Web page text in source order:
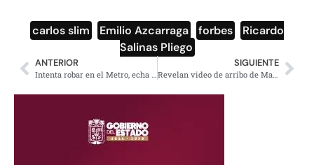
carlos slim Emilio Azcarraga forbes
Ricardo
Salinas Pliego
ANTERIOR
Intenta robar en el Metro, echa gas pimienta, lo detienen y policías lo sueltan
SIGUIENTE
Revelan video de arribo de Martha Erika Alonso a casa de José Chedraui